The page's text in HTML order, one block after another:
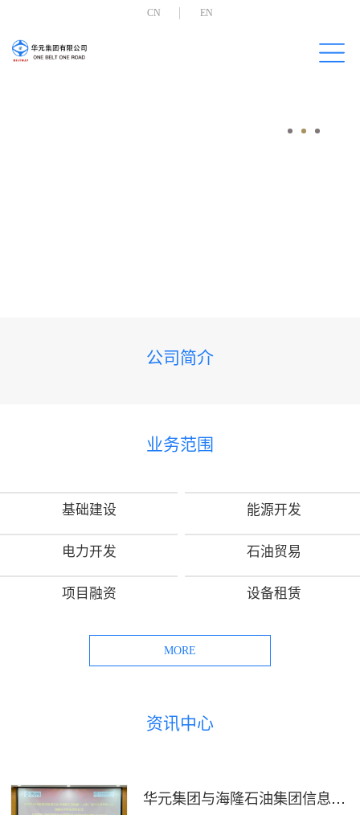
CN EN
公司简介
业务范围
基础建设 能源开发
电力开发 石油贸易
项目融资 设备租赁
MORE
资讯中心
华元集团与海隆石油集团信息技术有限公司签署战略合作协议